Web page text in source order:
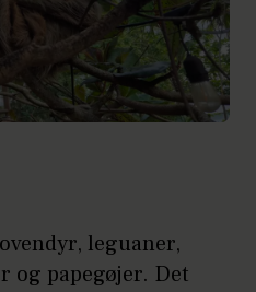
leguaner,
og papegøjer. Det